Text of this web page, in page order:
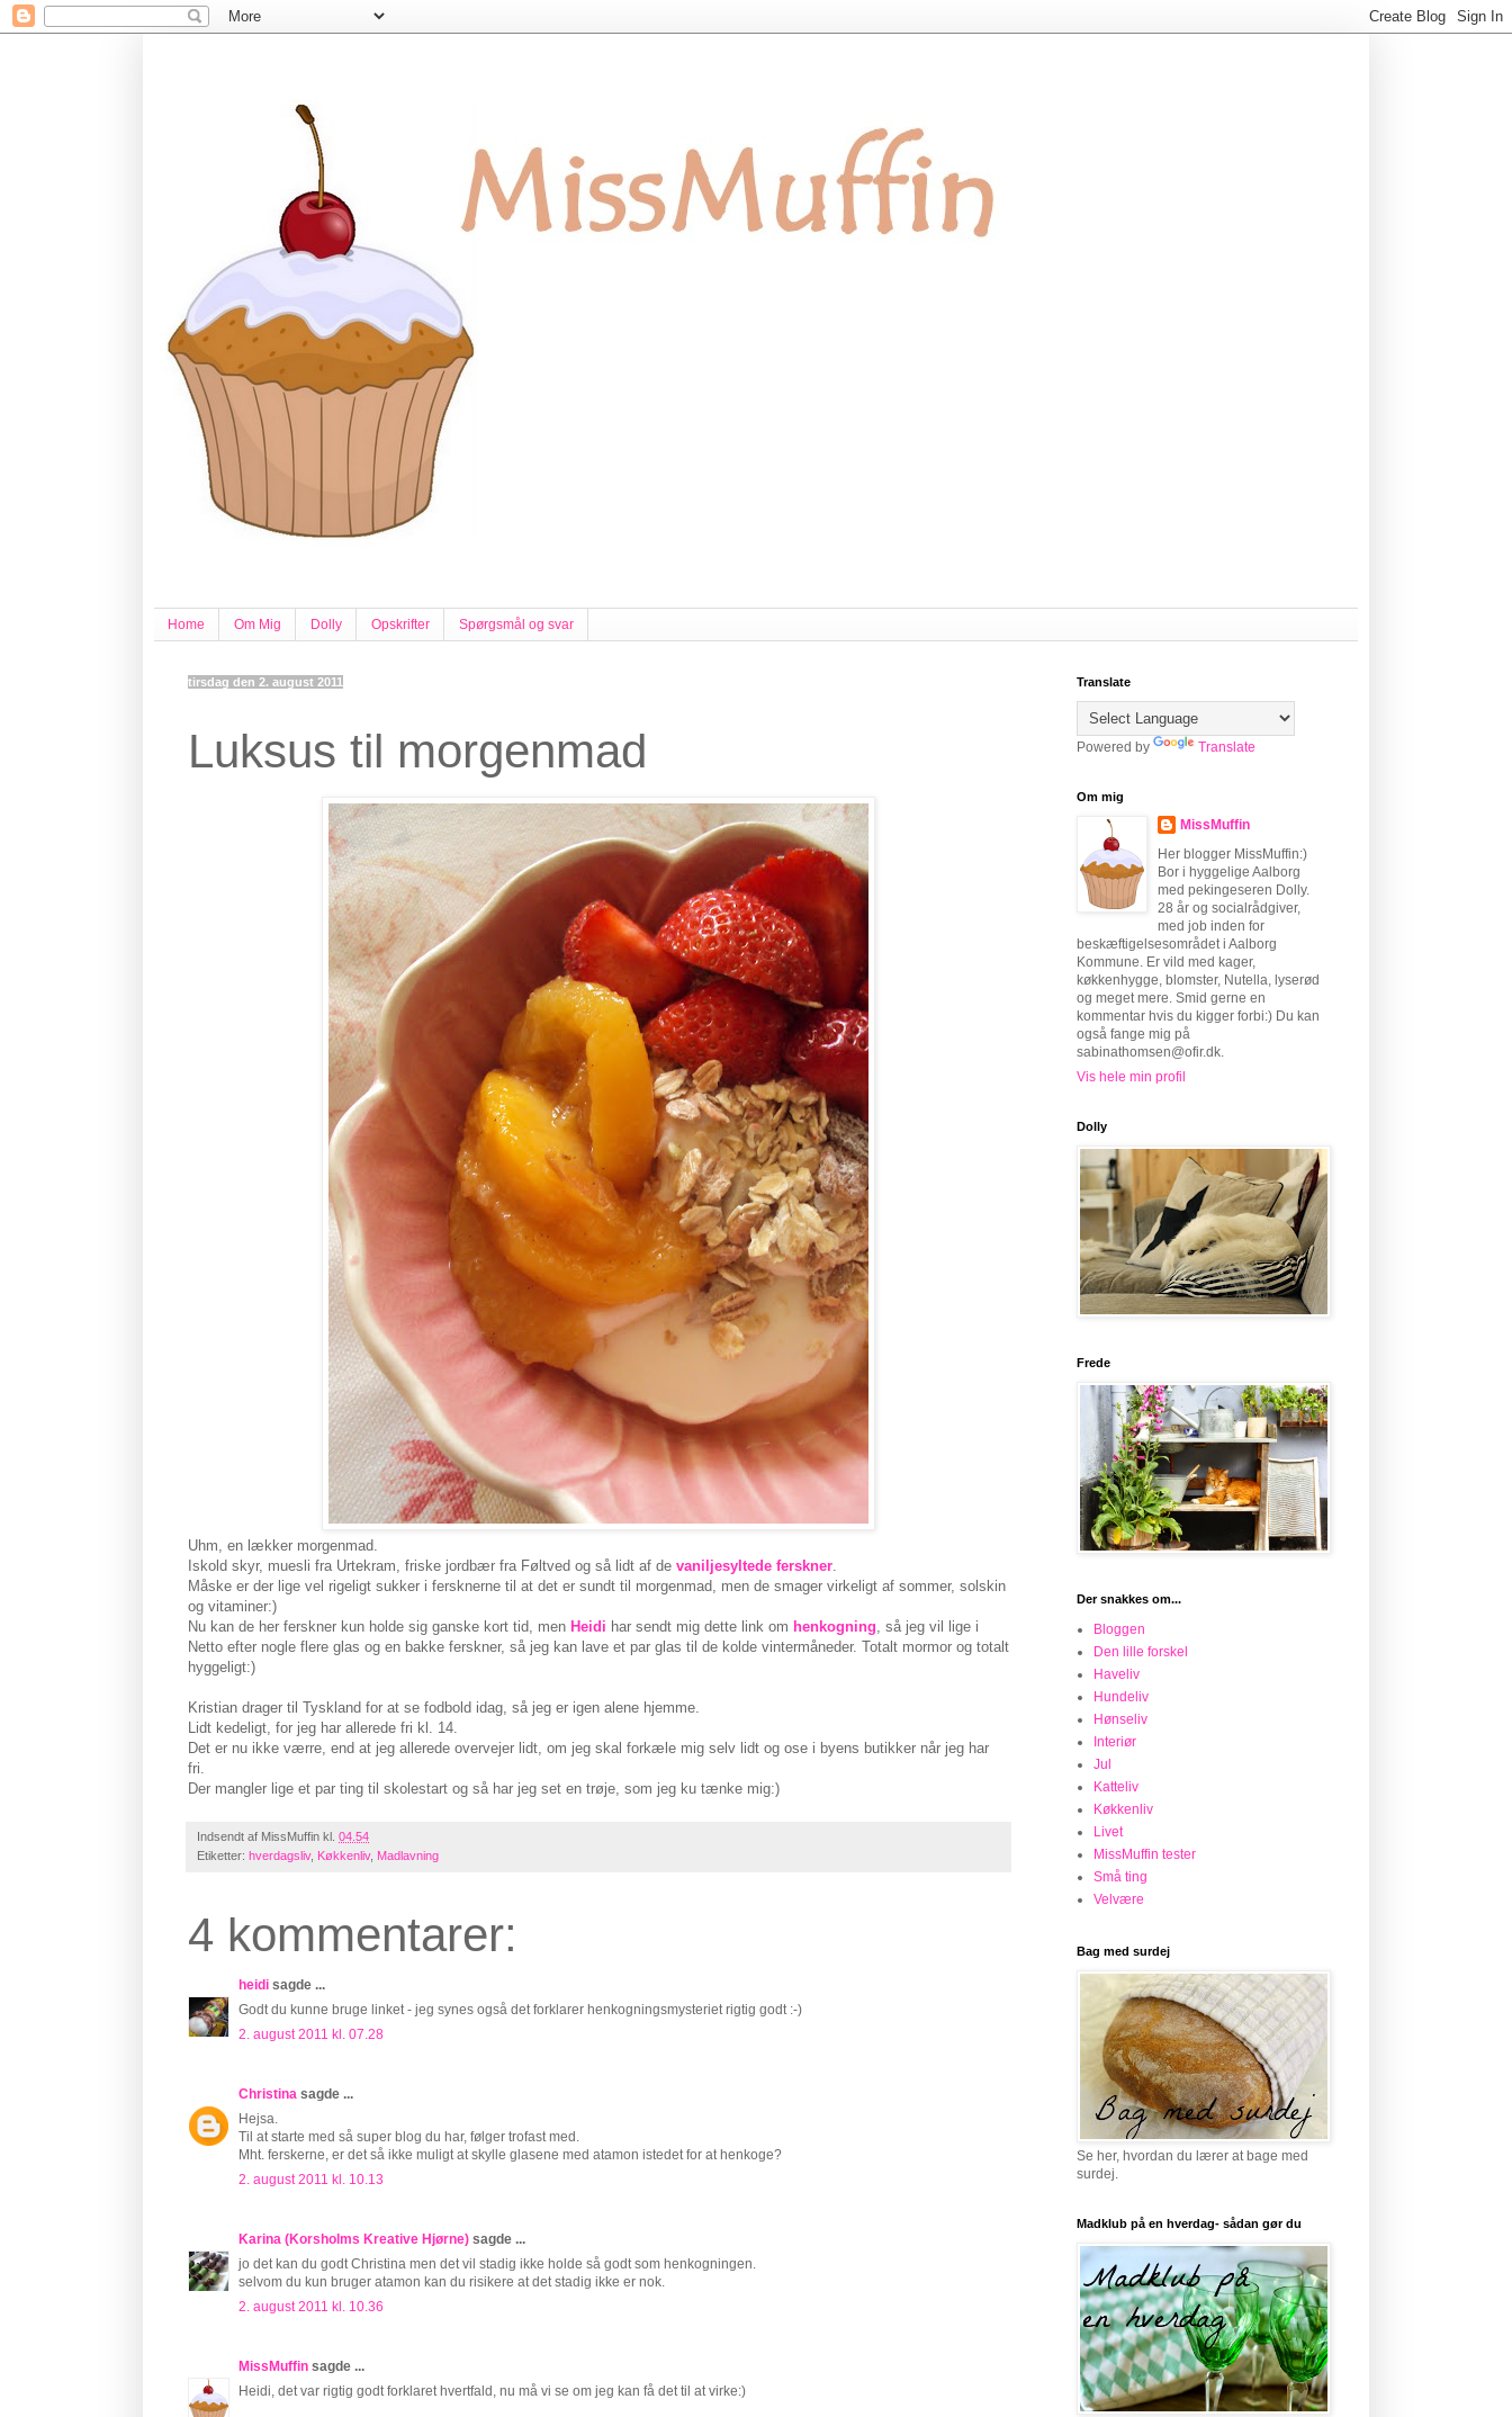
Home Om Mig Dolly Opskrifter Spørgsmål og svar
tirsdag den 2. august 2011
Luksus til morgenmad
Uhm, en lækker morgenmad.
Iskold skyr, muesli fra Urtekram, friske jordbær fra Føltved og så lidt af de vaniljesyltede ferskner.
Måske er der lige vel rigeligt sukker i fersknerne til at det er sundt til morgenmad, men de smager virkeligt af sommer, solskin
og vitaminer:)
Nu kan de her ferskner kun holde sig ganske kort tid, men Heidi har sendt mig dette link om henkogning, så jeg vil lige i
Netto efter nogle flere glas og en bakke ferskner, så jeg kan lave et par glas til de kolde vintermåneder. Totalt mormor og totalt
hyggeligt:)
Kristian drager til Tyskland for at se fodbold idag, så jeg er igen alene hjemme.
Lidt kedeligt, for jeg har allerede fri kl. 14.
Det er nu ikke værre, end at jeg allerede overvejer lidt, om jeg skal forkæle mig selv lidt og ose i byens butikker når jeg har
fri.
Der mangler lige et par ting til skolestart og så har jeg set en trøje, som jeg ku tænke mig:)
Indsendt af MissMuffin kl. 04.54
Etiketter: hverdagsliv, Køkkenliv, Madlavning
4 kommentarer:
heidi sagde ...
Godt du kunne bruge linket - jeg synes også det forklarer henkogningsmysteriet rigtig godt :-)
2. august 2011 kl. 07.28
Christina sagde ...
Hejsa.
Til at starte med så super blog du har, følger trofast med.
Mht. ferskerne, er det så ikke muligt at skylle glasene med atamon istedet for at henkoge?
2. august 2011 kl. 10.13
Karina (Korsholms Kreative Hjørne) sagde ...
jo det kan du godt Christina men det vil stadig ikke holde så godt som henkogningen.
selvom du kun bruger atamon kan du risikere at det stadig ikke er nok.
2. august 2011 kl. 10.36
MissMuffin sagde ...
Heidi, det var rigtig godt forklaret hvertfald, nu må vi se om jeg kan få det til at virke:)
Translate
Powered by Translate
Om mig
MissMuffin
Her blogger MissMuffin:)
Bor i hyggelige Aalborg
med pekingeseren Dolly.
28 år og socialrådgiver,
med job inden for
beskæftigelsesområdet i Aalborg
Kommune. Er vild med kager,
køkkenhygge, blomster, Nutella, lyserød
og meget mere. Smid gerne en
kommentar hvis du kigger forbi:) Du kan
også fange mig på
sabinathomsen@ofir.dk.
Vis hele min profil
Dolly
Frede
Der snakkes om...
Bloggen
Den lille forskel
Haveliv
Hundeliv
Hønseliv
Interiør
Jul
Katteliv
Køkkenliv
Livet
MissMuffin tester
Små ting
Velvære
Bag med surdej
Se her, hvordan du lærer at bage med
surdej.
Madklub på en hverdag- sådan gør du